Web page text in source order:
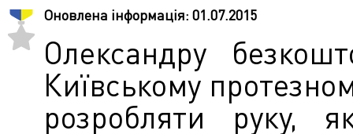
Оновлена інформація: 01.07.2015
Олександру
Київському
розробляти руку,